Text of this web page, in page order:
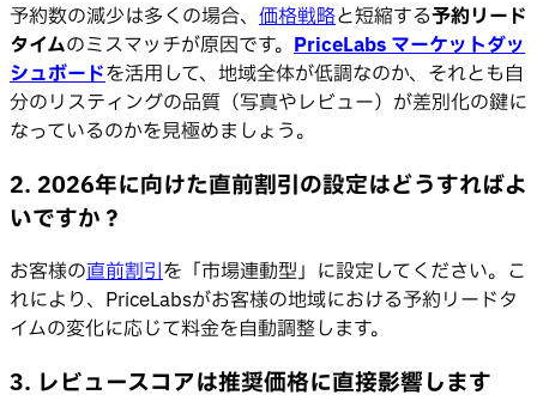
予約数の減少は多くの場合、 価格戦略と短縮する予約リード
タイムのミスマッチが原因です。 PriceLabs マーケットダッ
シュボードを活用して、地域全体が低調なのか、それとも自
分のリスティングの品質（写真やレビュー）が差別化の鍵に
なっているのかを見極めましょう。
2. 2026年に向けた直前割引の設定はどうすればよ
いですか？
お客様の直前割引を「市場連動型」に設定してください。こ
れにより、PriceLabsがお客様の地域における予約リードタ
イムの変化に応じて料金を自動調整します。
3. レビュースコアは推奨価格に直接影響します